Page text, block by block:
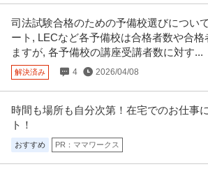
司法試験合格のための予備校選びについ
ート, LECなど各予備校は合格者数や合
ますが, 各予備校の講座受講者数に対す...
解決済み 4 2026/04/08
時間も場所も自分次第！在宅でのお仕事
ト！
おすすめ PR：ママワークス